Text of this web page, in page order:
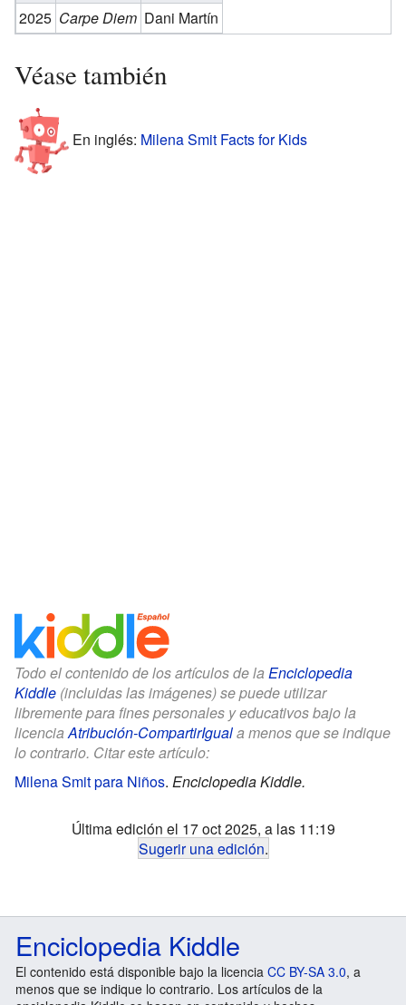
2025 Carpe Diem Dani Martín
Véase también
En inglés: Milena Smit Facts for Kids
Todo el contenido de los artículos de la Enciclopedia
Kiddle (incluidas las imágenes) se puede utilizar
libremente para fines personales y educativos bajo la
licenciaAtribución-CompartirIguala menos que se indique
lo contrario. Citar este artículo:
Milena Smit para Niños. Enciclopedia Kiddle.
Última edición el 17 oct 2025, a las 11:19
Sugerir una edición.
Enciclopedia Kiddle
El contenido está disponible bajo la licencia CC BY-SA 3.0, a
menos que se indique lo contrario. Los artículos de la